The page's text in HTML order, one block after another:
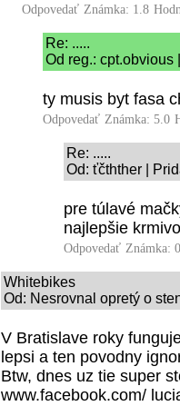
Odpovedať Známka: 1.8
Re: .....
Od reg.: cpt.obvious
ty musis byt fasa
Odpovedať Známka: 5.0
Re: .....
Od: ťčthther |
pre túlavé
najlepšie krmivo
Odpovedať Známka:
Whitebikes
Od: Nesrovnal opretý o
V Bratislave roky
lepsi a ten povodny
Btw, dnes uz tie super
www.facebook.com/